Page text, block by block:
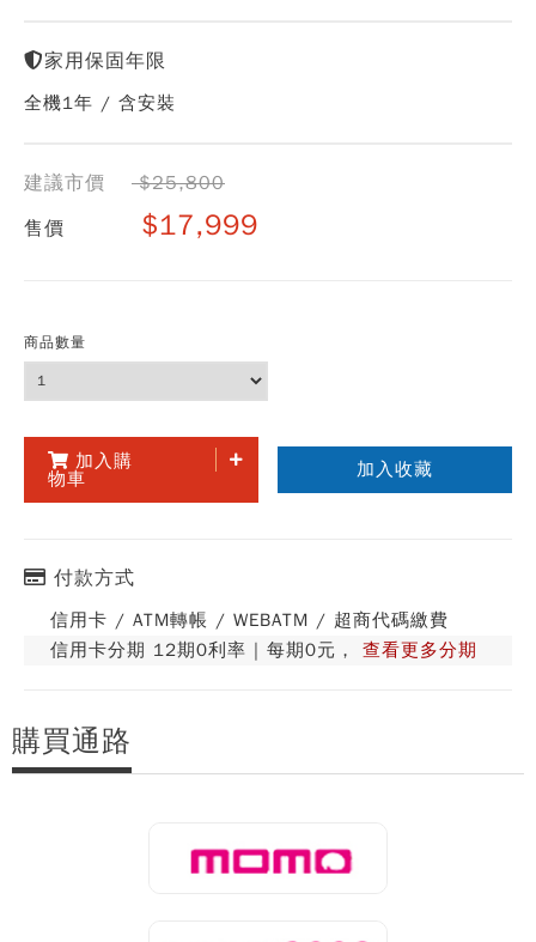
家用保固年限
全機1年 / 含安裝
建議市價
$25,800
售價
$17,999
商品數量
加入購
物車
加入收藏
付款方式
信用卡 / ATM轉帳 / WEBATM / 超商代碼繳費
信用卡分期 12期0利率 | 每期0元， 查看更多分期
購買通路